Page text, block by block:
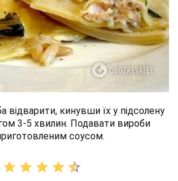
відварити, кинувши їх у підсолену
3-5 хвилин. Подавати вироби
соусом.